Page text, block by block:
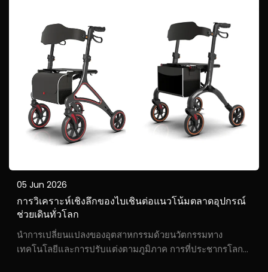
05 Jun 2026
การวิเคราะห์เชิงลึกของไบเชินต่อแนวโน้มตลาดอุปกรณ์
ช่วยเดินทั่วโลก
นำการเปลี่ยนแปลงของอุตสาหกรรมด้วยนวัตกรรมทาง
เทคโนโลยีและการปรับแต่งตามภูมิภาค การที่ประชากรโลก